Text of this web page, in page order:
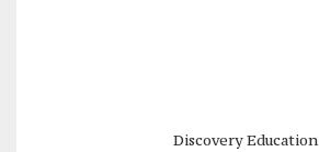
Discovery Education